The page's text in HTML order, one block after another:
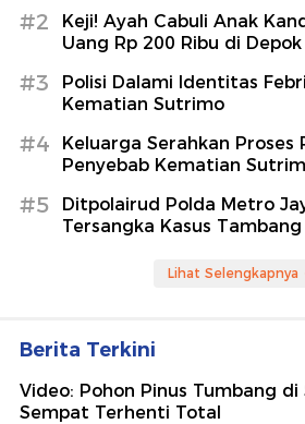
#2
Keji! Ayah Cabuli Anak
Uang Rp 200 Ribu di Depok
#3
Polisi Dalami Identitas
Kematian Sutrimo
#4
Keluarga Serahkan Proses
Penyebab Kematian
#5
Ditpolairud Polda Metro
Tersangka Kasus
Lihat Selengkapnya
Berita Terkini
Video: Pohon Pinus Tumbang di
Sempat Terhenti Total